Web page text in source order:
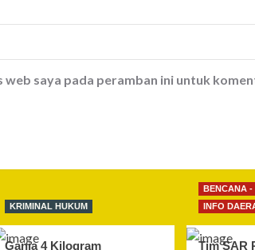
web saya pada peramban ini untuk
KRIMINAL HUKUM
Ganja 4 Kilogram
BENCANA -
INFO
Tim SAR